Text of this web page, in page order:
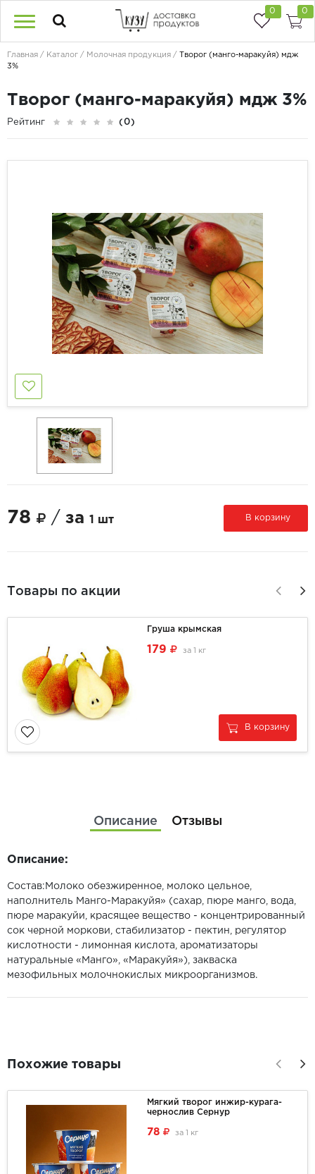
0 0
Главная Каталог Молочная продукция
Творог (манго-маракуйя) мдж
3%
Творог (манго-маракуйя) мдж 3%
Рейтинг (0)
78 / за 1 шт В корзину
Товары по акции
Груша крымская
179 за 1 кг
В корзину
Описание Отзывы
Описание:
Состав:Молоко обезжиренное, молоко цельное,
наполнитель Манго-Маракуйя» (сахар, пюре манго, вода,
пюре маракуйи, красящее вещество - концентрированный
сок черной моркови, стабилизатор - пектин, регулятор
кислотности - лимонная кислота, ароматизаторы
натуральные «Манго», «Маракуйя»), закваска
мезофильных молочнокислых микроорганизмов.
Похожие товары
Мягкий творог инжир-курага-
чернослив Сернур
78 за 1 кг